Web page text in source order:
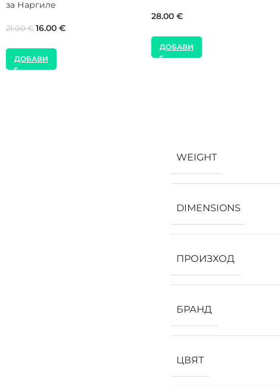
ДОБАВИ
18.00 €
ДОБАВИ
WEIGHT
DIMENSIONS
ПРОИЗХОД
БРАНД
ЦВЯТ